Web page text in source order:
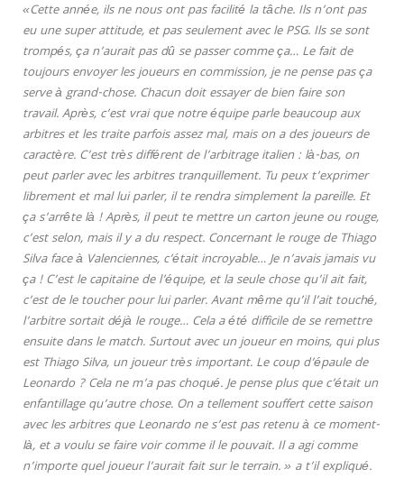
«Cette année, ils ne nous ont pas facilité la tâche. Ils n’ont pas
eu une super attitude, et pas seulement avec le PSG. Ils se sont
trompés, ça n’aurait pas dû se passer comme ça… Le fait de
toujours envoyer les joueurs en commission, je ne pense pas ça
serve à grand-chose. Chacun doit essayer de bien faire son
travail. Après, c’est vrai que notre équipe parle beaucoup aux
arbitres et les traite parfois assez mal, mais on a des joueurs de
caractère. C’est très différent de l’arbitrage italien : là-bas, on
peut parler avec les arbitres tranquillement. Tu peux t’exprimer
librement et mal lui parler, il te rendra simplement la pareille. Et
ça s’arrête là ! Après, il peut te mettre un carton jeune ou rouge,
c’est selon, mais il y a du respect. Concernant le rouge de Thiago
Silva face à Valenciennes, c’était incroyable… Je n’avais jamais vu
ça ! C’est le capitaine de l’équipe, et la seule chose qu’il ait fait,
c’est de le toucher pour lui parler. Avant même qu’il l’ait touché,
l’arbitre sortait déjà le rouge… Cela a été difficile de se remettre
ensuite dans le match. Surtout avec un joueur en moins, qui plus
est Thiago Silva, un joueur très important. Le coup d’épaule de
Leonardo ? Cela ne m’a pas choqué. Je pense plus que c’était un
enfantillage qu’autre chose. On a tellement souffert cette saison
avec les arbitres que Leonardo ne s’est pas retenu à ce moment-
là, et a voulu se faire voir comme il le pouvait. Il a agi comme
n’importe quel joueur l’aurait fait sur le terrain. » a t’il expliqué.